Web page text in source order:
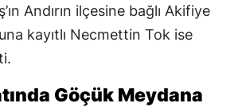
Andırın ilçesine bağlı Akifiye
kayıtlı Necmettin Tok ise
Göçük Meydana